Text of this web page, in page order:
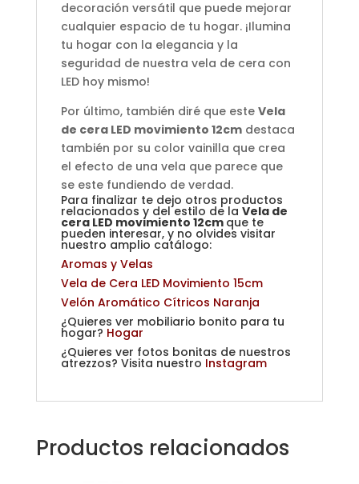
decoración versátil que puede mejorar
cualquier espacio de tu hogar. ¡Ilumina
tu hogar con la elegancia y la
seguridad de nuestra vela de cera con
LED hoy mismo!
Por último, también diré que este Vela
de cera LED movimiento 12cmdestaca
también por su color vainilla que crea
el efecto de una vela que parece que
se este fundiendo de verdad.
Para finalizar te dejo otros productos
relacionados y del estilo de la Vela de
cera LED movimiento 12cm que te
pueden interesar, y no olvides visitar
nuestro amplio catálogo:
Aromas y Velas
Vela de Cera LED Movimiento 15cm
Velón Aromático Cítricos Naranja
¿Quieres ver mobiliario bonito para tu
hogar? Hogar
¿Quieres ver fotos bonitas de nuestros
atrezzos? Visita nuestro Instagram
Productos relacionados